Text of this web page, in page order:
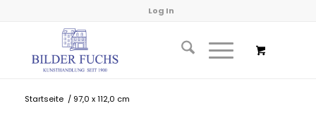
Log In
Startseite / 97,0 x 112,0 cm